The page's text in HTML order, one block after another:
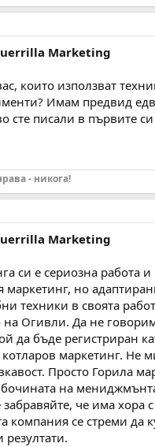
Marketing
които използват
Имам предвид
сте писали в първите
- никога!
Marketing
си е сериозна
маркетинг, но
техники в своята
Огивли. Да не
да бъде регистриран
маркетинг. Не
Просто Горила
на
че има хора
компания се стреми
резултати.